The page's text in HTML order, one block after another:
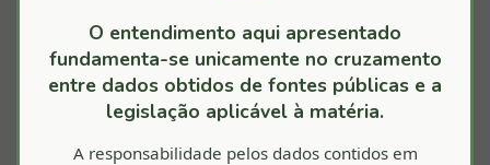
Julho 23, 2026
Jacobina/BA: TCM considera irregular
recursos repassados pela Prefeitura
O entendimento aqui apresentado
fundamenta-se unicamente no cruzamento
entre dados obtidos de fontes públicas e a
legislação aplicável à matéria.
A responsabilidade pelos dados contidos em